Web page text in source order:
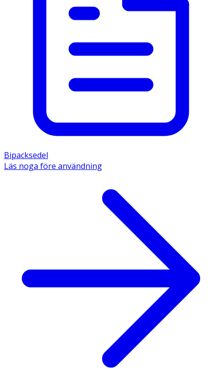
Bipacksedel
Läs noga före användning